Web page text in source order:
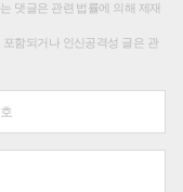
댓글은 관련 법률에 의해 제재
함되거나 인신공격성 글은 관